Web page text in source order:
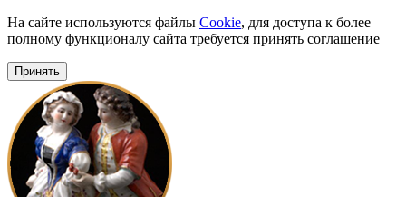
На сайте используются файлы Cookie, для доступа к более
полному функционалу сайта требуется принять соглашение
Принять